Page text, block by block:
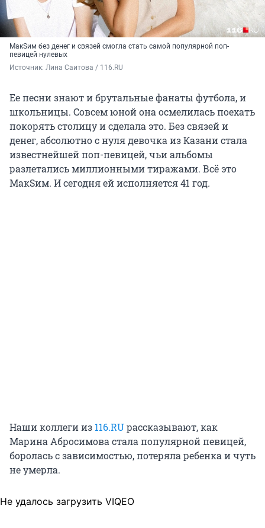
МакSим без денег и связей смогла стать самой популярной поп-
певицей нулевых
Источник: Лина Саитова / 116.RU
Ее песни знают и брутальные фанаты футбола, и
школьницы. Совсем юной она осмелилась поехать
покорять столицу и сделала это. Без связей и
денег, абсолютно с нуля девочка из Казани стала
известнейшей поп-певицей, чьи альбомы
разлетались миллионными тиражами. Всё это
МакSим. И сегодня ей исполняется 41 год.
Наши коллеги из 116.RUрассказывают, как
Марина Абросимова стала популярной певицей,
боролась с зависимостью, потеряла ребенка и чуть
не умерла.
Не удалось загрузить VIQEO